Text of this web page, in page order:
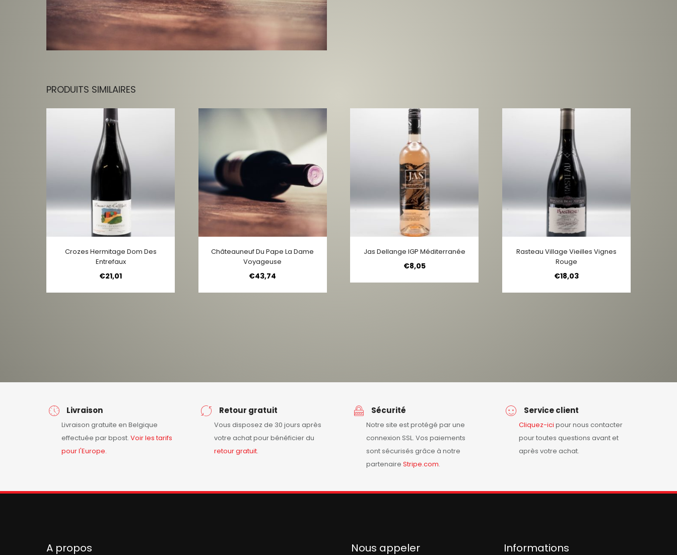
PRODUITS SIMILAIRES
Crozes Hermitage Dom Des
Entrefaux
€21,01
Châteauneuf Du Pape La Dame
Voyageuse
€43,74
Jas Dellange IGP Méditerranée
€8,05
Rasteau Village Vieilles Vignes
Rouge
€18,03
Livraison
Livraison gratuite en Belgique
effectuée par bpost. Voir les tarifs
pour l'Europe.
Retour gratuit
Vous disposez de 30 jours après
votre achat pour bénéficier du
retourgratuit.
Sécurité
Notre site est protégé par une
connexion SSL. Vos paiements
sont sécurisés grâce à notre
partenaire Stripe.com.
Service client
Cliquez-ici pour nous contacter
pour toutes questions avant et
après votre achat.
A propos Nous appeler Informations